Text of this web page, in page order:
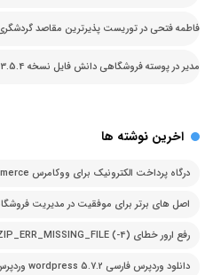
فاطمه فتحی درتوریست پذیرترین مقاصد
مدیردرپوسته فروشگاهی دانش فایل نسخه 3.5.4 آخرین نسخه
اخرین نوشته ها
درگاه پرداخت الکترونیک برای ووکامرس woocommerce
اصل های برتر برای موفقیت در مدیریت
رفع ارور خطای PCLZIP_ERR_MISSING_FILE (-4)
دانلود وردپرس فارسی 5.7.2 wordpress وردپرس